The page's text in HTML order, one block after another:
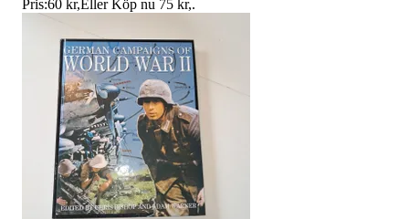
Pris:60 kr, Eller Köp nu 75 kr,.